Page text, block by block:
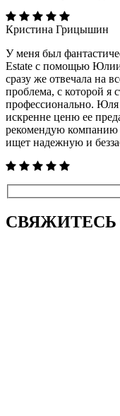
Кристина Грицышин
У меня был
Estate с помощью
сразу же отвечала на
проблема, с которой я
профессионально. Юля
искренне ценю ее
рекомендую
ищет надежную и
СВЯЖИТЕСЬ